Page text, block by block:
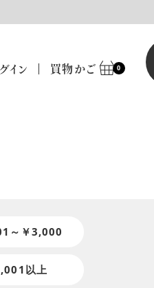
イン 買物かご 0
～￥3,000
以上